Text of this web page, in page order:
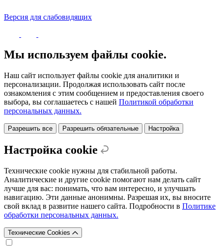
Версия для слабовидящих
Мы используем файлы cookie.
Наш сайт использует файлы cookie для аналитики и
персонализации. Продолжая использовать сайт после
ознакомления с этим сообщением и предоставления своего
выбора, вы соглашаетесь с нашей Политикой обработки
персональных данных.
Разрешить все Разрешить обязательные Настройка
Настройка cookie
Технические cookie нужны для стабильной работы.
Аналитические и другие cookie помогают нам делать сайт
лучше для вас: понимать, что вам интересно, и улучшать
навигацию. Эти данные анонимны. Разрешая их, вы вносите
свой вклад в развитие нашего сайта. Подробности в Политике
обработки персональных данных.
Технические Cookies